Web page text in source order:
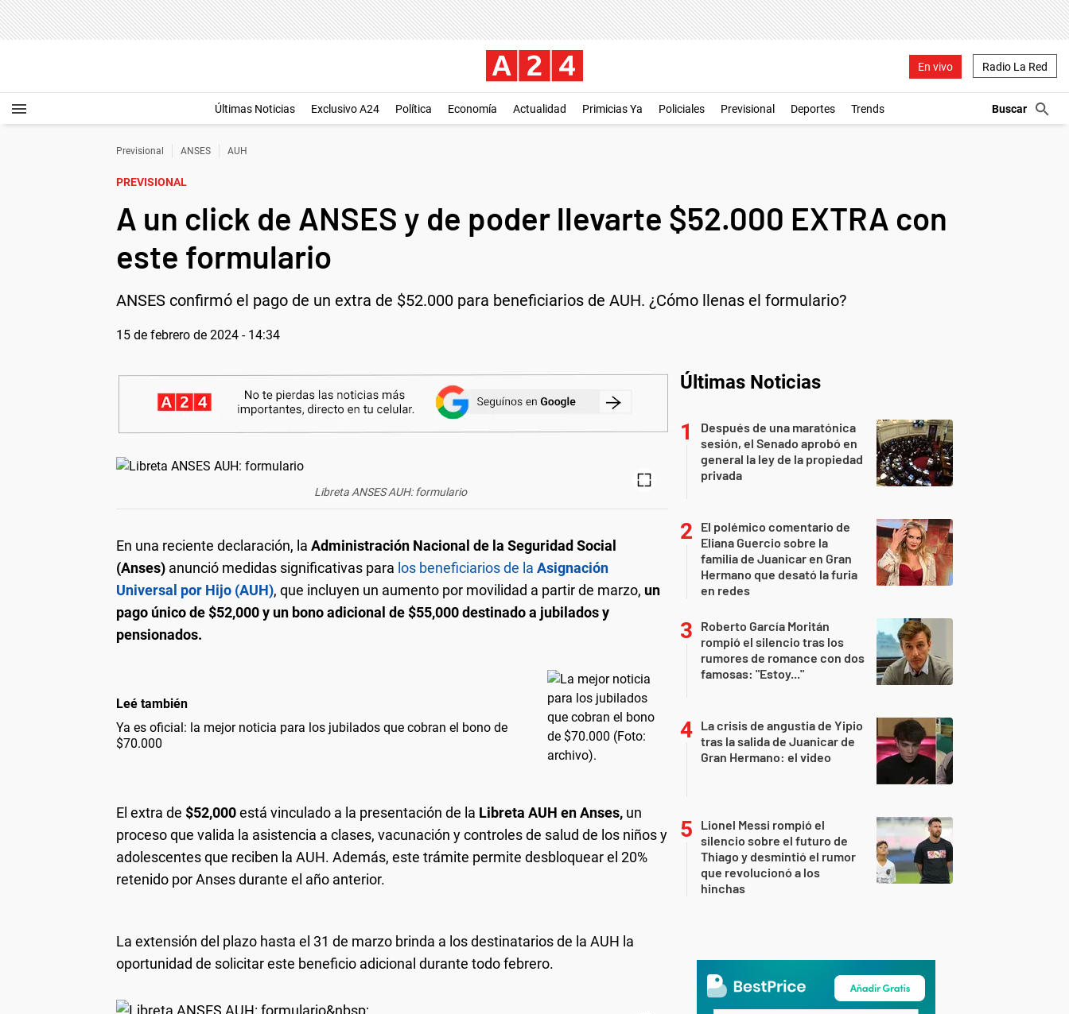
En vivo Radio La Red
Últimas Noticias Exclusivo A24 Política Economía Actualidad Primicias Ya Policiales Previsional Deportes Trends
Previsional ANSES AUH
PREVISIONAL
A un click de ANSES y de poder llevarte $52.000 EXTRA con
este formulario
ANSES confirmó el pago de un extra de $52.000 para beneficiarios de AUH. ¿Cómo llenas el formulario?
15 de febrero de 2024 - 14:34
Libreta ANSES AUH: formulario
En una reciente declaración, la Administración Nacional de la Seguridad Social
(Anses) anunció medidas significativas para los beneficiarios de la Asignación
Universal por Hijo (AUH), que incluyen un aumento por movilidad a partir de marzo, un
pago único de $52,000 y un bono adicional de $55,000 destinado a jubilados y
pensionados.
Leé también
Ya es oficial: la mejor noticia para los jubilados que cobran el bono de
$70.000
El extra de $52,000está vinculado a la presentación de la Libreta AUH en Anses, un
proceso que valida la asistencia a clases, vacunación y controles de salud de los niños y
adolescentes que reciben la AUH. Además, este trámite permite desbloquear el 20%
retenido por Anses durante el año anterior.
La extensión del plazo hasta el 31 de marzo brinda a los destinatarios de la AUH la
oportunidad de solicitar este beneficio adicional durante todo febrero.
Últimas Noticias
Después de una maratónica
sesión, el Senado aprobó en
general la ley de la propiedad
privada
El polémico comentario de
Eliana Guercio sobre la
familia de Juanicar en Gran
Hermano que desató la furia
en redes
Roberto García Moritán
rompió el silencio tras los
rumores de romance con dos
famosas: "Estoy..."
La crisis de angustia de Yipio
tras la salida de Juanicar de
Gran Hermano: el video
Lionel Messi rompió el
silencio sobre el futuro de
Thiago y desmintió el rumor
que revolucionó a los
hinchas